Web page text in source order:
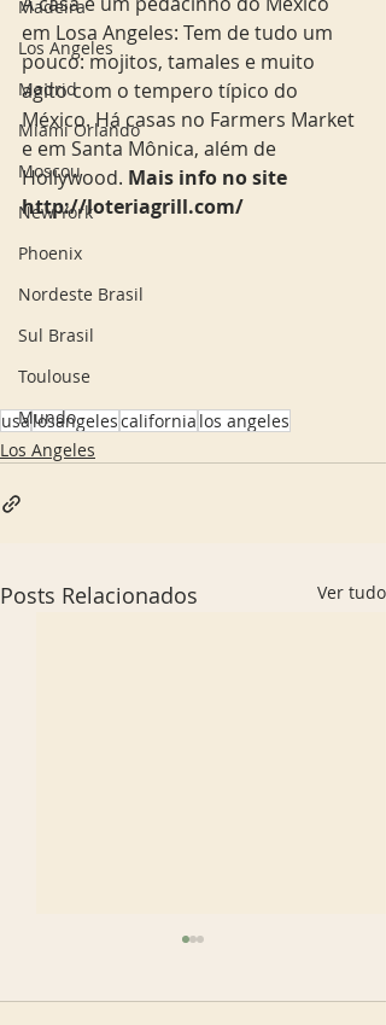
Madeira
Los Angeles
Madrid
Miami Orlando
Moscou
New York
Phoenix
Nordeste Brasil
Sul Brasil
Toulouse
Mundo
em Losa Angeles: Tem de tudo um
pouco: mojitos, tamales e muito
agito com o tempero típico do
México. Há casas no Farmers Market
e em Santa Mônica, além de
Hollywood. Mais info no site
http://loteriagrill.com/
usalosangelescalifornia los angeles
Los Angeles
Posts Relacionados Ver tudo